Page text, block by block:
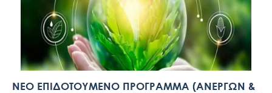
ΝΕΟ ΕΠΙΔΟΤΟΥΜΕΝΟ ΠΡΟΓΡΑΜΜΑ (ΑΝΕΡΓΩΝ &